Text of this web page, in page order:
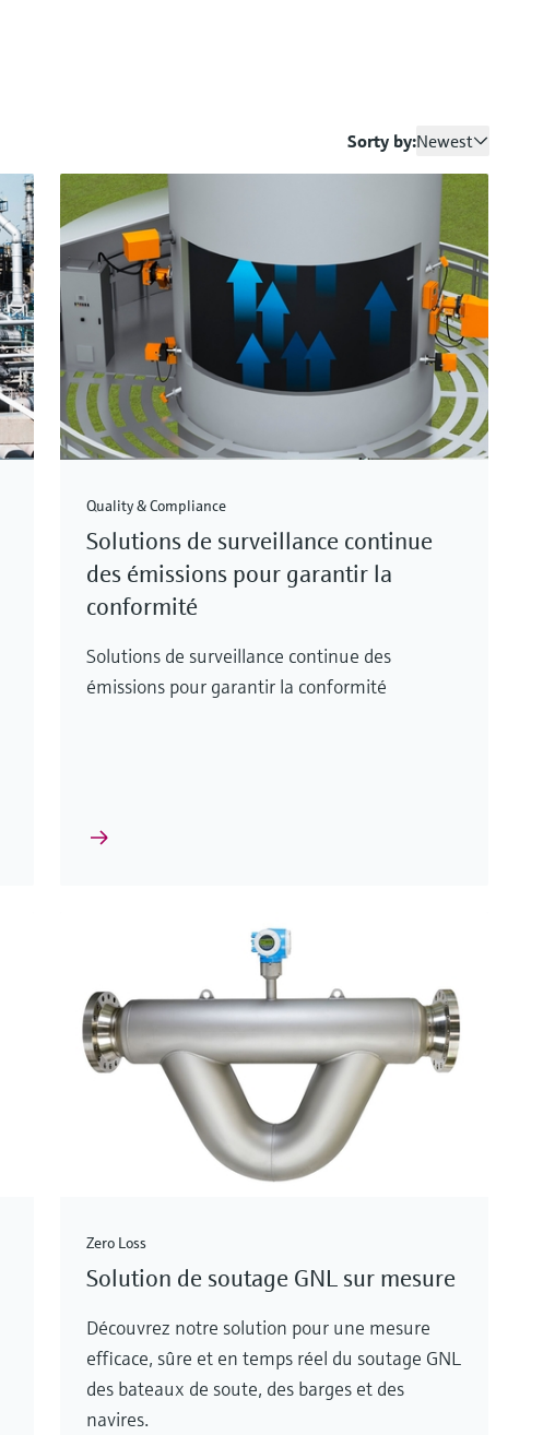
Sorty by:Newest
Quality & Compliance
Solutions de surveillance continue
des émissions pour garantir la
conformité
Solutions de surveillance continue des
émissions pour garantir la conformité
Zero Loss
Solution de soutage GNL sur mesure
Découvrez notre solution pour une mesure
efficace, sûre et en temps réel du soutage GNL
des bateaux de soute, des barges et des
navires.